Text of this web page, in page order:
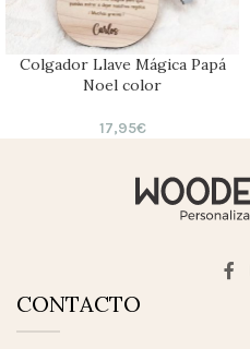
Colgador Llave Mágica Papá
Noel color
17,95€
CONTACTO